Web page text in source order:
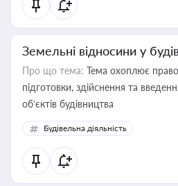
Земельні відносини у
Про що тема: Тема охоплює
підготовки, здійснення та
об’єктів будівництва
Будівельна діяльність